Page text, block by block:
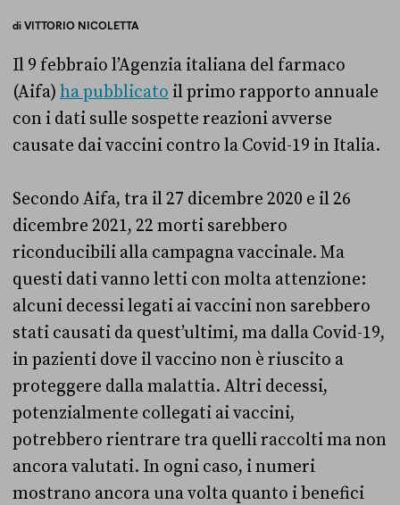
diVITTORIO NICOLETTA
Il 9 febbraio l’Agenzia italiana del farmaco
(Aifa) ha pubblicato il primo rapporto annuale
con i dati sulle sospette reazioni avverse
causate dai vaccini contro la Covid-19 in Italia.
Secondo Aifa, tra il 27 dicembre 2020 e il 26
dicembre 2021, 22 morti sarebbero
riconducibili alla campagna vaccinale. Ma
questi dati vanno letti con molta attenzione:
alcuni decessi legati ai vaccini non sarebbero
stati causati da quest’ultimi, ma dalla Covid-19,
in pazienti dove il vaccino non è riuscito a
proteggere dalla malattia. Altri decessi,
potenzialmente collegati ai vaccini,
potrebbero rientrare tra quelli raccolti ma non
ancora valutati. In ogni caso, i numeri
mostrano ancora una volta quanto i benefici